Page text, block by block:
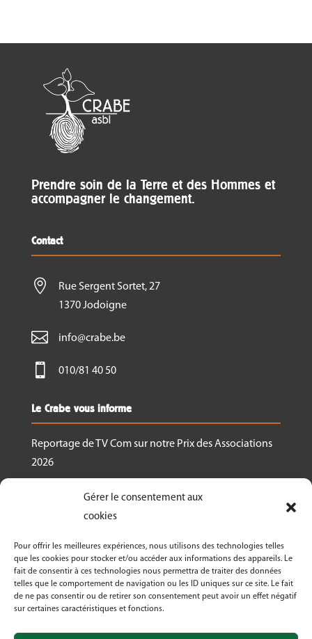
Gérer le consentement aux
cookies
Pour offrir les meilleures expériences, nous utilisons des technologies telles
que les cookies pour stocker et/ou accéder aux informations des appareils. Le
fait de consentir à ces technologies nous permettra de traiter des données
telles que le comportement de navigation ou les ID uniques sur ce site. Le fait
de ne pas consentir ou de retirer son consentement peut avoir un effet négatif
sur certaines caractéristiques et fonctions.
Prendre soin de la Terre et des Hommes et
accompagner le changement.
Contact

Rue Sergent Sortet, 27
1370 Jodoigne
 info@crabe.be
 010/81 40 50
Le Crabe vous informe
Reportage de TV Com sur notre Prix des Associations
2026
décernés par Canopea
Découvrez nos activités dans le cadre de « La
Semaine Bio 2026 »
Le Crabe asbl fête ses 50 ans en 2026!